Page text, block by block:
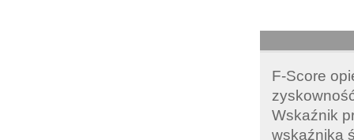
F-Score
Wskaźnik
wskaźnika